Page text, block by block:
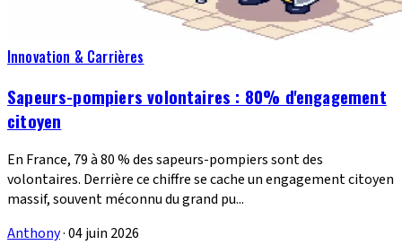
Innovation & Carrières
Sapeurs-pompiers volontaires : 80% d'engagement
citoyen
En France, 79 à 80 % des sapeurs-pompiers sont des
volontaires. Derrière ce chiffre se cache un engagement citoyen
massif, souvent méconnu du grand pu...
Anthony·04 juin 2026